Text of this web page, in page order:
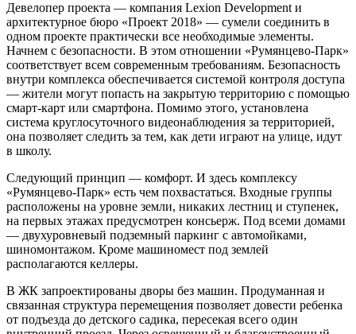
Девелопер проекта — компания Lexion Development и
архитектурное бюро «Проект 2018» — сумели соединить в
одном проекте практически все необходимые элементы.
Начнем с безопасности. В этом отношении «Румянцево-Парк»
соответствует всем современным требованиям. Безопасность
внутри комплекса обеспечивается системой контроля доступа
— жители могут попасть на закрытую территорию с помощью
смарт-карт или смартфона. Помимо этого, установлена
система круглосуточного видеонаблюдения за территорией,
она позволяет следить за тем, как дети играют на улице, идут
в школу.
Следующий принцип — комфорт. И здесь комплексу
«Румянцево-Парк» есть чем похвастаться. Входные группы
расположены на уровне земли, никаких лестниц и ступенек,
на первых этажах предусмотрен консьерж. Под всеми домами
— двухуровневый подземный паркинг с автомойками,
шиномонтажом. Кроме машиномест под землей
располагаются келлеры.
В ЖК запроектированы дворы без машин. Продуманная и
связанная структура перемещения позволяет довести ребенка
от подъезда до детского садика, пересекая всего один